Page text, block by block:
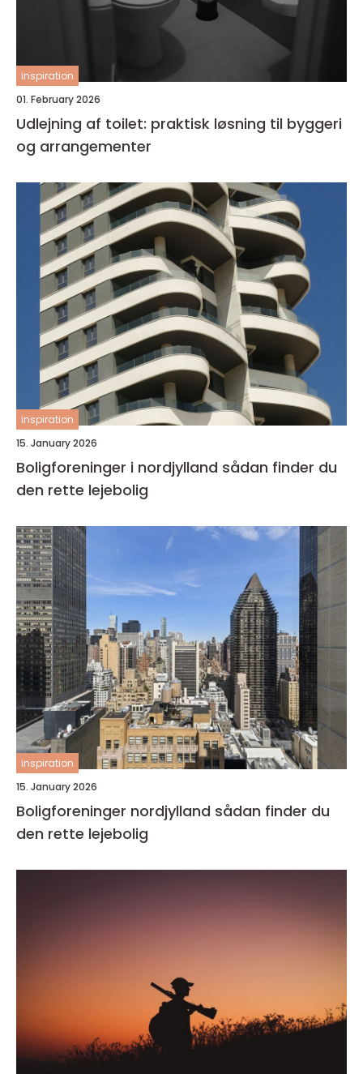
inspiration
01. February 2026
Udlejning af toilet: praktisk løsning til byggeri
og arrangementer
inspiration
15. January 2026
Boligforeninger i nordjylland sådan finder du
den rette lejebolig
inspiration
15. January 2026
Boligforeninger nordjylland sådan finder du
den rette lejebolig